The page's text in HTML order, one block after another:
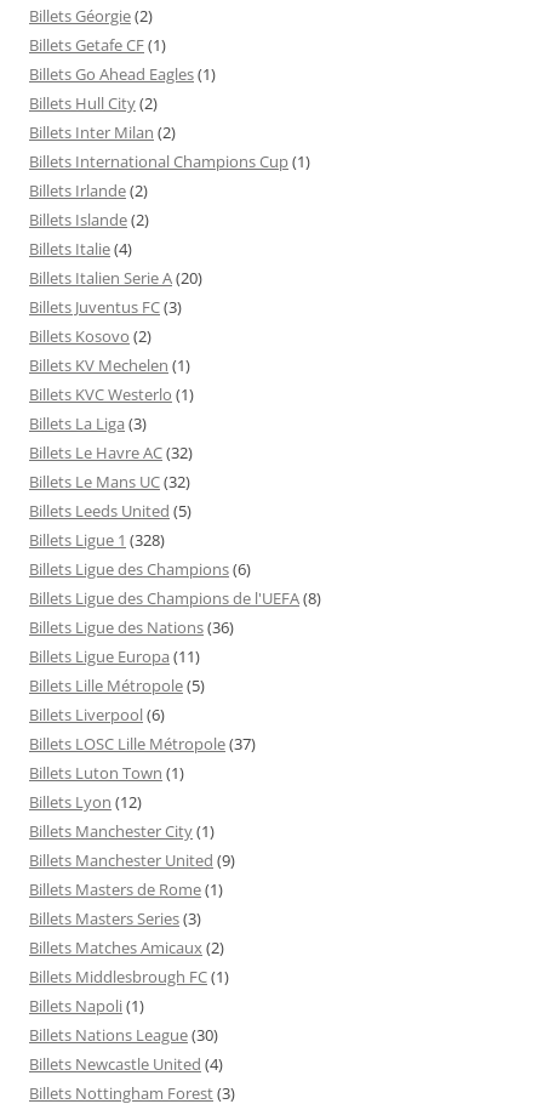
Billets Géorgie(2)
Billets Getafe CF(1)
Billets Go Ahead Eagles(1)
Billets Hull City(2)
Billets Inter Milan (2)
Billets International Champions Cup(1)
Billets Irlande(2)
Billets Islande(2)
Billets Italie(4)
Billets Italien Serie A(20)
Billets Juventus FC(3)
Billets Kosovo (2)
Billets KV Mechelen (1)
Billets KVC Westerlo (1)
Billets La Liga (3)
Billets Le Havre AC(32)
Billets Le Mans UC(32)
Billets Leeds United (5)
Billets Ligue 1 (328)
Billets Ligue des Champions(6)
Billets Ligue des Champions de l'UEFA(8)
Billets Ligue des Nations(36)
Billets Ligue Europa (11)
Billets Lille Métropole(5)
Billets Liverpool(6)
Billets LOSC Lille Métropole(37)
Billets Luton Town (1)
Billets Lyon (12)
Billets Manchester City(1)
Billets Manchester United (9)
Billets Masters de Rome(1)
Billets Masters Series(3)
Billets Matches Amicaux(2)
Billets Middlesbrough FC(1)
Billets Napoli(1)
Billets Nations League(30)
Billets Newcastle United (4)
Billets Nottingham Forest(3)